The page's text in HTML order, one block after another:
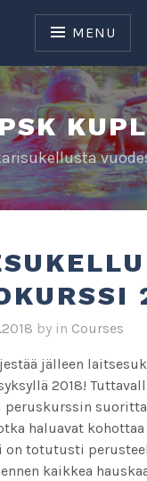
MENU
by in Courses
jälleen
2018!
peruskurssin
haluavat kohottaa
on totutusti
kaikkea